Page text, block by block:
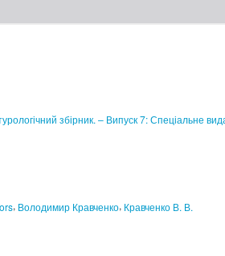
збірник. – Випуск 7: Спеціальне
, Володимир Кравченко, Кравченко В. В.